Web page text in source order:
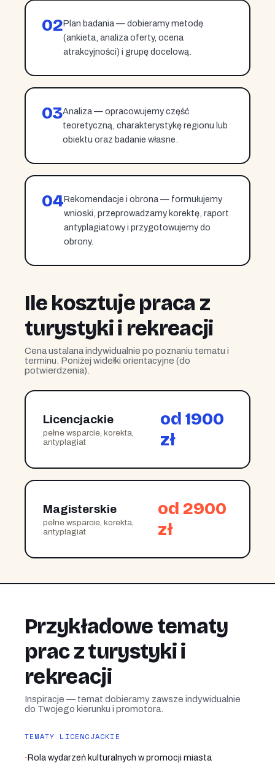
02Plan badania — dobieramy metodę
(ankieta, analiza oferty, ocena
atrakcyjności) i grupę docelową.
03Analiza — opracowujemy część
teoretyczną, charakterystykę regionu lub
obiektu oraz badanie własne.
04Rekomendacje i obrona — formułujemy
wnioski, przeprowadzamy korektę, raport
antyplagiatowy i przygotowujemy do
obrony.
Ile kosztuje praca z
turystyki i rekreacji
Cena ustalana indywidualnie po poznaniu tematu i
terminu. Poniżej widełki orientacyjne (do
potwierdzenia).
Licencjackie
pełne wsparcie, korekta,
antyplagiat
od 1900
zł
Magisterskie
pełne wsparcie, korekta,
antyplagiat
od 2900
zł
Przykładowe tematy
prac z turystyki i
rekreacji
Inspiracje — temat dobieramy zawsze indywidualnie
do Twojego kierunku i promotora.
TEMATY LICENCJACKIE
·Rola wydarzeń kulturalnych w promocji miasta